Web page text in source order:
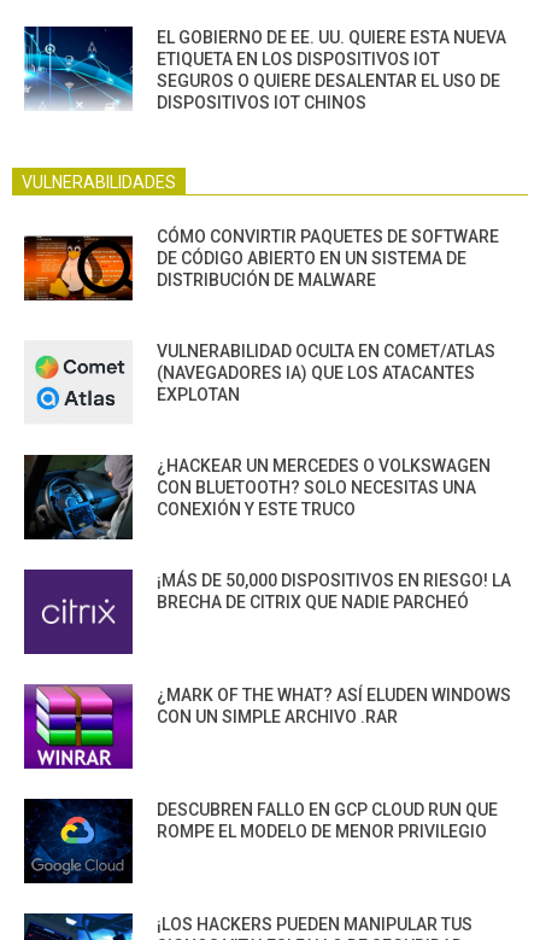
EL GOBIERNO DE EE. UU. QUIERE ESTA NUEVA
ETIQUETA EN LOS DISPOSITIVOS IOT
SEGUROS O QUIERE DESALENTAR EL USO DE
DISPOSITIVOS IOT CHINOS
VULNERABILIDADES
CÓMO CONVIRTIR PAQUETES DE SOFTWARE
DE CÓDIGO ABIERTO EN UN SISTEMA DE
DISTRIBUCIÓN DE MALWARE
VULNERABILIDAD OCULTA EN COMET/ATLAS
(NAVEGADORES IA) QUE LOS ATACANTES
EXPLOTAN
¿HACKEAR UN MERCEDES O VOLKSWAGEN
CON BLUETOOTH? SOLO NECESITAS UNA
CONEXIÓN Y ESTE TRUCO
¡MÁS DE 50,000 DISPOSITIVOS EN RIESGO! LA
BRECHA DE CITRIX QUE NADIE PARCHEÓ
¿MARK OF THE WHAT? ASÍ ELUDEN WINDOWS
CON UN SIMPLE ARCHIVO .RAR
DESCUBREN FALLO EN GCP CLOUD RUN QUE
ROMPE EL MODELO DE MENOR PRIVILEGIO
¡LOS HACKERS PUEDEN MANIPULAR TUS